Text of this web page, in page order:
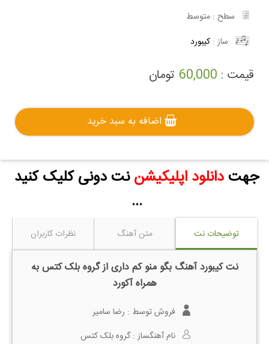
سطح : متوسط
ساز : کیبورد
قیمت : 60,000 تومان
اضافه به سبد خرید
جهتدانلود اپلیکیشن نت دونی کلیک کنید
...
توضیحات نت متن آهنگ نظرات کاربران
نت کیبورد آهنگ بگو منو کم داری از گروه بلک کتس به
همراه آکورد
فروش توسط : رضا سامیر
نام آهنگساز :گروه بلک کتس